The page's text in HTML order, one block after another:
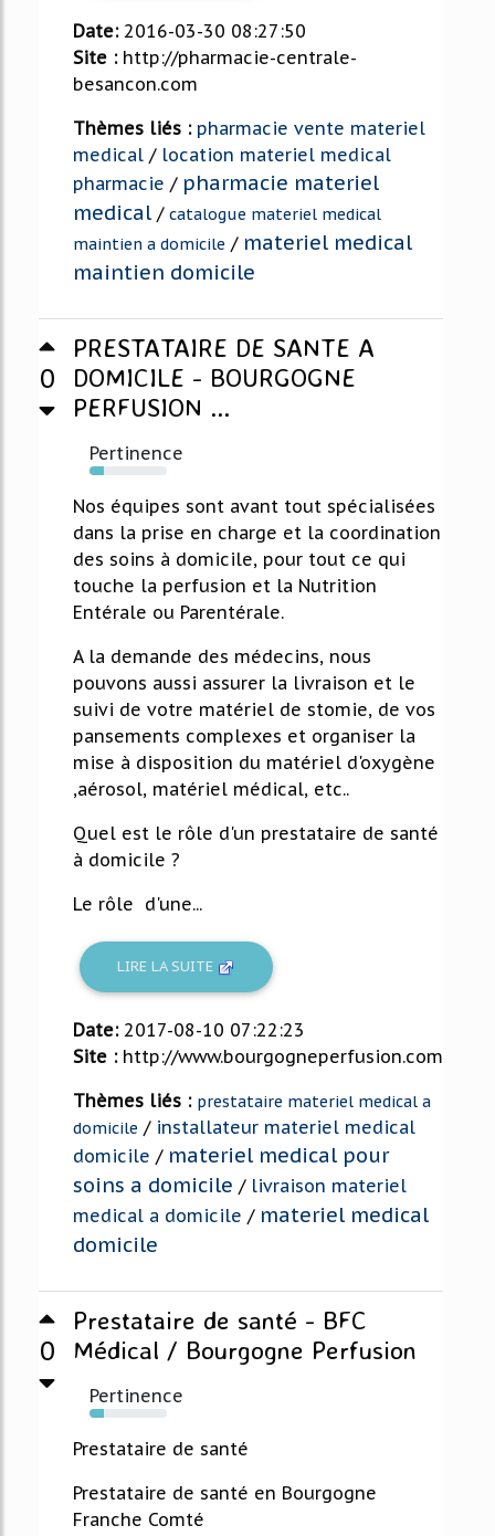
Date: 2016-03-30 08:27:50
Site : http://pharmacie-centrale-
besancon.com
Thèmes liés : pharmacie vente materiel
medical / location materiel medical
pharmacie / pharmacie materiel
medical / catalogue materiel medical
maintien a domicile / materiel medical
maintien domicile
0
PRESTATAIRE DE SANTE A
DOMICILE - BOURGOGNE
PERFUSION ...
Pertinence
19%
Nos équipes sont avant tout spécialisées
dans la prise en charge et la coordination
des soins à domicile, pour tout ce qui
touche la perfusion et la Nutrition
Entérale ou Parentérale.
A la demande des médecins, nous
pouvons aussi assurer la livraison et le
suivi de votre matériel de stomie, de vos
pansements complexes et organiser la
mise à disposition du matériel d'oxygène
,aérosol, matériel médical, etc..
Quel est le rôle d'un prestataire de santé
à domicile ?
Le rôle d'une...
LIRE LA SUITE
Date: 2017-08-10 07:22:23
Site : http://www.bourgogneperfusion.com
Thèmes liés : prestataire materiel medical a
domicile / installateur materiel medical
domicile / materiel medical pour
soins a domicile / livraison materiel
medical a domicile / materiel medical
domicile
0
Prestataire de santé - BFC
Médical / Bourgogne Perfusion
Pertinence
18%
Prestataire de santé
Prestataire de santé en Bourgogne
Franche Comté